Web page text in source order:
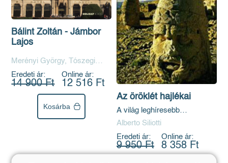
Bálint Zoltán - Jámbor
Lajos
Merényi György, Tószegi
Zsuzsanna
Eredeti ár:
14 900 Ft
Online ár:
12 516 Ft
Kosárba
Az öröklét hajlékai
A világ leghíresebb
temetkezési helyei
Alberto Siliotti
Eredeti ár:
9 950 Ft
Online ár:
8 358 Ft